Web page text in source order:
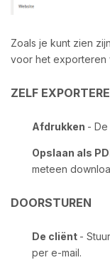
Zoals je kunt zien
voor het exporteren
ZELF
Afdrukken - De
Opslaan als
meteen
DOORSTUREN
De cliënt -
per e-mail.